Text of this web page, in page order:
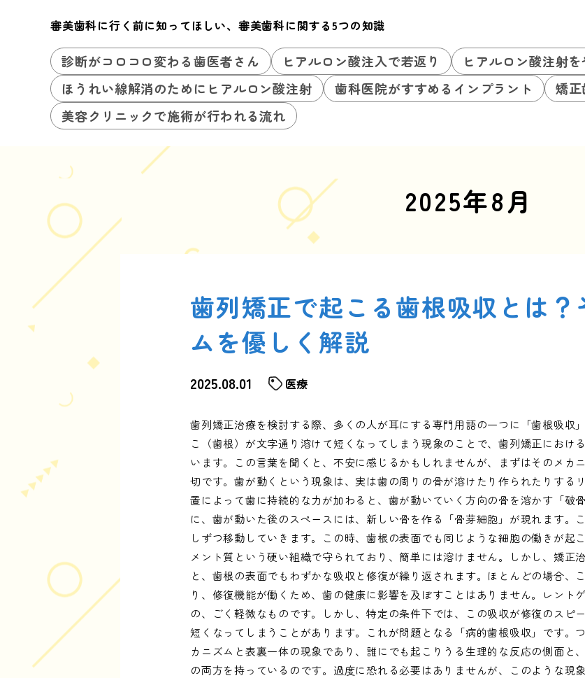
審美歯科に行く前に知ってほしい、審美歯科に関する5つの知識
診断がコロコロ変わる歯医者さん ヒアルロン酸注入で若返り
ヒアルロン酸注射
ほうれい線解消のためにヒアルロン酸注射
歯科医院がすすめるインプラント
矯正
美容クリニックで施術が行われる流れ
2025年8月
歯列矯正で起こる歯根吸収とは？
ムを優しく解説
2025.08.01 医療
歯列矯正治療を検討する際、多くの人が耳にする専門用語の一つに「歯根吸収
こ（歯根）が文字通り溶けて短くなってしまう現象のことで、歯列矯正におけ
います。この言葉を聞くと、不安に感じるかもしれませんが、まずはそのメカ
切です。歯が動くという現象は、実は歯の周りの骨が溶けたり作られたりする
置によって歯に持続的な力が加わると、歯が動いていく方向の骨を溶かす「破
に、歯が動いた後のスペースには、新しい骨を作る「骨芽細胞」が現れます。
しずつ移動していきます。この時、歯根の表面でも同じような細胞の働きが起
メント質という硬い組織で守られており、簡単には溶けません。しかし、矯正
と、歯根の表面でもわずかな吸収と修復が繰り返されます。ほとんどの場合、
り、修復機能が働くため、歯の健康に影響を及ぼすことはありません。レント
の、ごく軽微なものです。しかし、特定の条件下では、この吸収が修復のスピ
短くなってしまうことがあります。これが問題となる「病的歯根吸収」です。
カニズムと表裏一体の現象であり、誰にでも起こりうる生理的な反応の側面と
の両方を持っているのです。過度に恐れる必要はありませんが、このような現